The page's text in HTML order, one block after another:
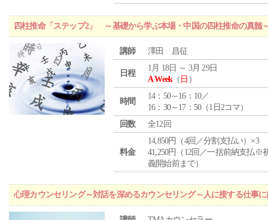
四柱推命「ステップ2」 ～基礎から学ぶ本場・中国の四柱推命の真髄
講師 澤田 昌征
日程
1月 18日 ～ 3月 29日
A Week（ 日 ）
時間
14：50～16：10／
16：30～17：50（1日2コマ）
回数
全12回
料金
14,850円（4回／分割支払い）×3
41,250円（12回／一括前納支払※
義開始前まで）
心理カウンセリング～対話を深めるカウンセリング～人に接する仕事